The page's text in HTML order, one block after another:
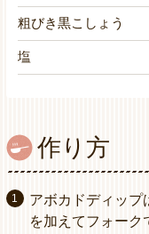
粗びき黒こしょう
塩
作り方
アボカドディップ
を加えてフォーク